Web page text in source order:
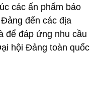
các ấn phẩm báo
đến các địa
để đáp ứng nhu cầu
hội Đảng toàn quốc